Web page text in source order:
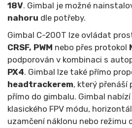
18V. Gimbal je možné
nahoru dle potřeby.
Gimbal C-200T lze ovládat
CRSF, PWM nebo přes protokol
podporován v kombinaci s
PX4. Gimbal lze také přímo
headtrackerem, který přenáší
přímo do gimbalu. Gimbal nabízí
klasického FPV módu,
uzamčení náklonu nebo režimu